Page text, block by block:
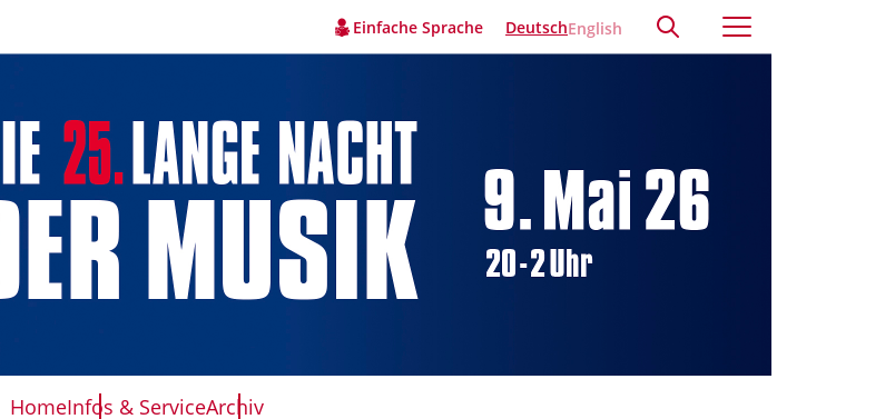
HomeInfos & ServiceArchiv
DeutschEnglish
Einfache Sprache